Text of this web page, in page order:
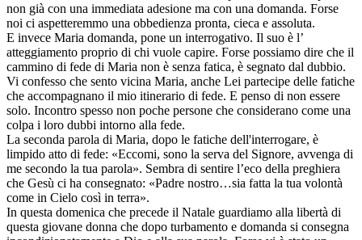
non già con una immediata adesione ma con una domanda. Forse
noi ci aspetteremmo una obbedienza pronta, cieca e assoluta.
E invece Maria domanda, pone un interrogativo. Il suo è l’
atteggiamento proprio di chi vuole capire. Forse possiamo dire che il
cammino di fede di Maria non è senza fatica, è segnato dal dubbio.
Vi confesso che sento vicina Maria, anche Lei partecipe delle fatiche
che accompagnano il mio itinerario di fede. E penso di non essere
solo. Incontro spesso non poche persone che considerano come una
colpa i loro dubbi intorno alla fede.
La seconda parola di Maria, dopo le fatiche dell'interrogare, è
limpido atto di fede: «Eccomi, sono la serva del Signore, avvenga di
me secondo la tua parola». Sembra di sentire l’eco della preghiera
che Gesù ci ha consegnato: «Padre nostro…sia fatta la tua volontà
come in Cielo così in terra».
In questa domenica che precede il Natale guardiamo alla libertà di
questa giovane donna che dopo turbamento e domanda si consegna